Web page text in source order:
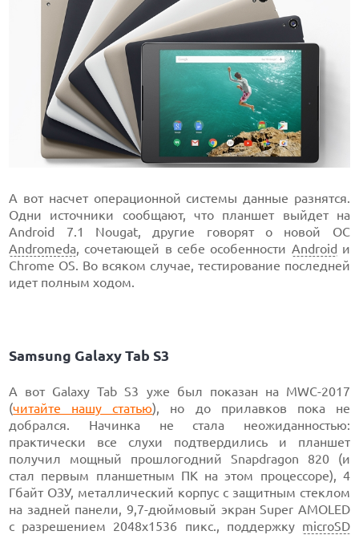
А вот насчет операционной системы данные разнятся.
Одни источники сообщают, что планшет выйдет на
Android 7.1 Nougat, другие говорят о новой ОС
Andromeda, сочетающей в себе особенности Android и
Chrome OS. Во всяком случае, тестирование последней
идет полным ходом.
Samsung Galaxy Tab S3
А вот Galaxy Tab S3 уже был показан на MWC-2017
(читайте нашу статью), но до прилавков пока не
добрался. Начинка не стала неожиданностью:
практически все слухи подтвердились и планшет
получил мощный прошлогодний Snapdragon 820 (и
стал первым планшетным ПК на этом процессоре), 4
Гбайт ОЗУ, металлический корпус с защитным стеклом
на задней панели, 9,7-дюймовый экран Super AMOLED
с разрешением 2048х1536 пикс., поддержку microSD